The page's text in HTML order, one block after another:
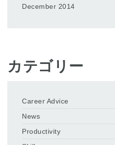
December 2014
カテゴリー
Career Advice
News
Productivity